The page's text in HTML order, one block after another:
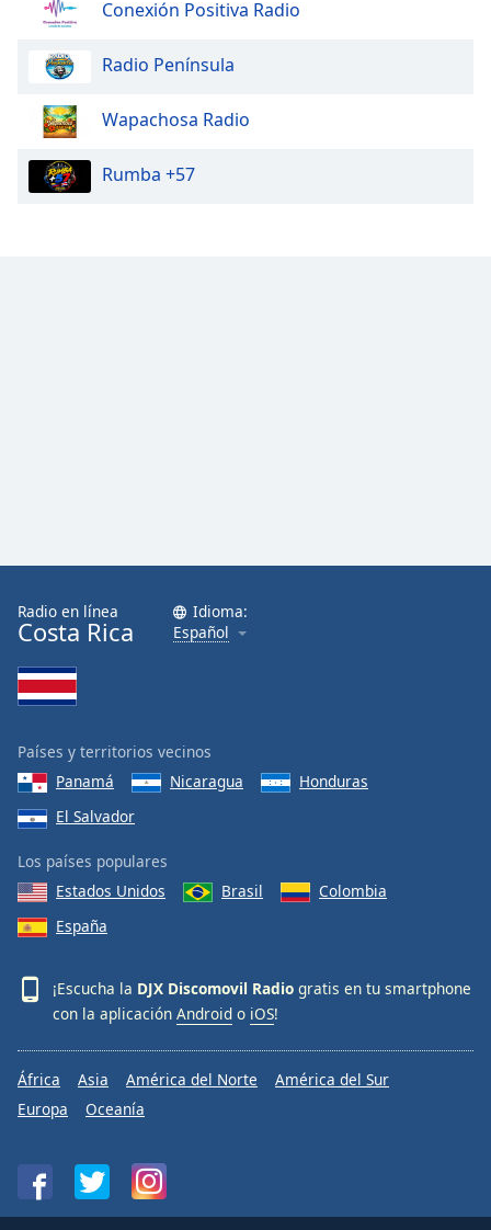
dialog
Conexión Positiva Radio
Radio Península
Wapachosa Radio
Rumba +57
Radio en línea
Costa Rica
Idioma:
Español
Países y territorios vecinos
Panamá
Nicaragua
Honduras
El Salvador
Los países populares
Estados Unidos
Brasil
Colombia
España
¡Escucha la DJX Discomovil Radio gratis en tu smartphone
con la aplicación Android o iOS!
África Asia América del Norte
América del Sur
Europa
Oceanía